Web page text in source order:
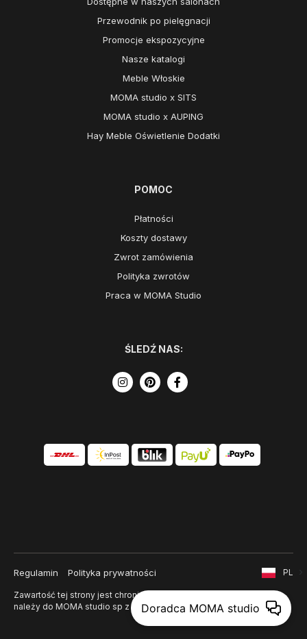
Przewodnik po pielęgnacji
Promocje ekspozycyjne
Nasze katalogi
Meble Włoskie
MOMA studio x SITS
MOMA studio x AUPING
Hay Meble Oświetlenie Dodatki
POMOC
Płatności
Koszty dostawy
Zwrot zamówienia
Polityka zwrotów
Praca w MOMA Studio
ŚLEDŹ NAS:
Regulamin Polityka prywatności
Zawartość tej strony jest chroniona prawem autorskim i
należy do MOMA studio sp z o. o.
PL
Doradca MOMA studio